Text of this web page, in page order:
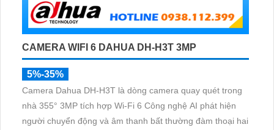
CAMERA WIFI 6 DAHUA DH-H3T 3MP
5%-35%
Camera Dahua DH-H3T là dòng camera quay quét trong
nhà 355° 3MP tích hợp Wi-Fi 6 Công nghệ AI phát hiện
người chuyển động và âm thanh bất thường đàm thoại hai